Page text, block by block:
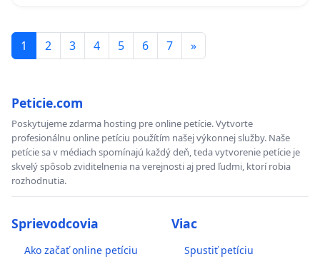
1 2 3 4 5 6 7 »
Peticie.com
Poskytujeme zdarma hosting pre online petície. Vytvorte
profesionálnu online petíciu použítím našej výkonnej služby. Naše
petície sa v médiach spomínajú každý deň, teda vytvorenie petície je
skvelý spôsob zviditelnenia na verejnosti aj pred ľudmi, ktorí robia
rozhodnutia.
Sprievodcovia
Ako začať online petíciu
Viac
Spustiť petíciu